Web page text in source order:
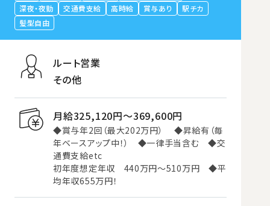
深夜・夜勤
交通費支給 高時給 賞与あり
駅チカ
髪型自由
ルート営業
その他
月給325,120円〜369,600円
◆賞与年2回（最大202万円） ◆昇給有（毎
年ベースアップ中！） ◆一律手当含む ◆交
通費支給etc
初年度想定年収 440万円～510万円 ◆平
均年収655万円！